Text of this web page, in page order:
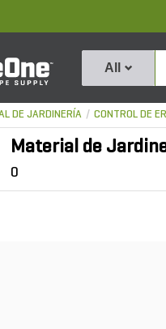
All
DE JARDINERÍA CONTROL DE
Material de
0